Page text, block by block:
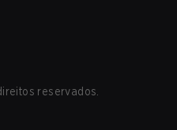
reservados.